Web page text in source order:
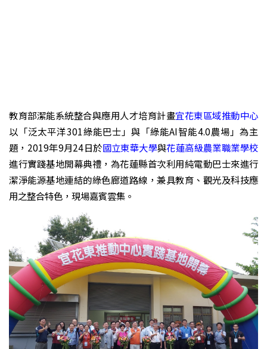
教育部潔能系統整合與應用人才培育計畫宜花東區域推動中心
以「泛太平洋301綠能巴士」與「綠能AI智能4.0農場」為主
題，2019年9月24日於國立東華大學與花蓮高級農業職業學校
進行實踐基地開幕典禮，為花蓮縣首次利用純電動巴士來進行
潔淨能源基地連結的綠色廊道路線，兼具教育、觀光及科技應
用之整合特色，現場嘉賓雲集。